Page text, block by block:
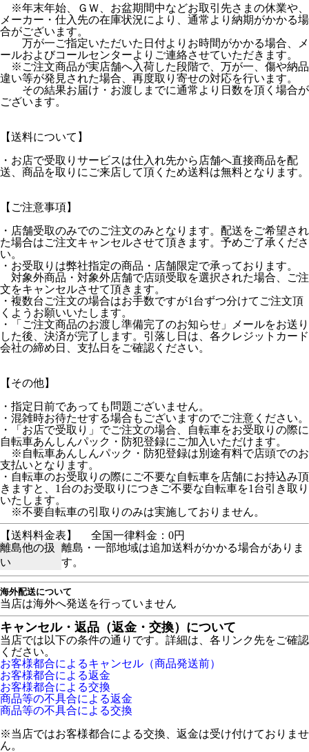
※年末年始、ＧＷ、お盆期間中などお取引先さまの休業や、
メーカー・仕入先の在庫状況により、通常より納期がかかる場
合がございます。
万が一ご指定いただいた日付よりお時間がかかる場合、メ
ールおよびコールセンターよりご連絡させていただきます。
※ご注文商品が実店舗へ入荷した段階で、万が一、傷や納品
違い等が発見された場合、再度取り寄せの対応を行います。
その結果お届け・お渡しまでに通常より日数を頂く場合が
ございます。
【送料について】
・お店で受取りサービスは仕入れ先から店舗へ直接商品を配
送、商品を取りにご来店して頂くため送料は無料となります。
【ご注意事項】
・店舗受取のみでのご注文のみとなります。配送をご希望され
た場合はご注文キャンセルさせて頂きます。予めご了承くださ
い。
・お受取りは弊社指定の商品・店舗限定で承っております。
対象外商品・対象外店舗で店頭受取を選択された場合、ご注
文をキャンセルさせて頂きます。
・複数台ご注文の場合はお手数ですが1台ずつ分けてご注文頂
くようお願いいたします。
・「ご注文商品のお渡し準備完了のお知らせ」メールをお送り
した後、決済が完了します。引落し日は、各クレジットカード
会社の締め日、支払日をご確認ください。
【その他】
・指定日前であっても問題ございません。
・混雑時お待たせする場合もございますのでご注意ください。
・「お店で受取り」でご注文の場合、自転車をお受取りの際に
自転車あんしんパック・防犯登録にご加入いただけます。
※自転車あんしんパック・防犯登録は別途有料で店頭でのお
支払いとなります。
・自転車のお受取りの際にご不要な自転車を店舗にお持込み頂
きますと、1台のお受取りにつきご不要な自転車を1台引き取り
いたします。
※不要自転車の引取りのみは実施しておりません。
【送料料金表】
全国一律料金：0円
離島他の扱
い
離島・一部地域は追加送料がかかる場合がありま
す。
海外配送について
当店は海外へ発送を行っていません
キャンセル・返品（返金・交換）について
当店では以下の条件の通りです。詳細は、各リンク先をご確認
ください。
お客様都合によるキャンセル（商品発送前）
お客様都合による返金
お客様都合による交換
商品等の不具合による返金
商品等の不具合による交換
※当店ではお客様都合による交換、返金は受け付けておりませ
ん。